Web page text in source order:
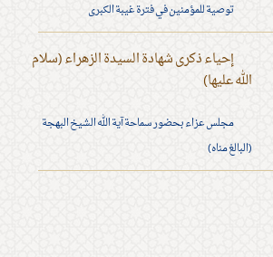
توصية للمؤمنين في فترة غيبة الكبرى
إحياء ذكرى شهادة السيدة الزهراء (سلام
الله عليها)
مجلس عزاء بحضور سماحة آية الله الشيخ البهجة
(البالغ مناه)